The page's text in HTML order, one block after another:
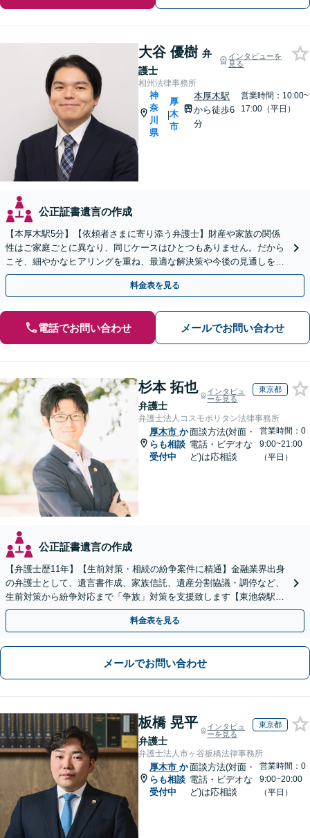
大谷 優樹 弁
護士
インタビューを
見る
相州法律事務所
神
奈
川
県
|
厚
木
市
本厚木駅
から徒歩6
分
営業時間：10:00~
17:00（平日）
公正証書遺言の作成
【本厚木駅5分】【依頼者さまに寄り添う弁護士】財産や家族の関係
性はご家庭ごとに異なり、同じケースはひとつもありません。だから
こそ、細やかなヒアリングを重ね、最適な解決策や今後の見通しを明
確にお示しします。ぜひ一度当事務所へご相談ください。
料金表を見る
電話でお問い合わせ メールでお問い合わせ
杉本 拓也
弁護士
インタビュ
ーを見る
東京都
弁護士法人コスモポリタン法律事務所
厚木市 か
らも相談
受付中
面談方法(対面・
電話・ビデオな
ど)は応相談
営業時間：0
9:00~21:00
（平日）
公正証書遺言の作成
【弁護士歴11年】【生前対策・相続の紛争案件に精通】金融業界出身
の弁護士として、遺言書作成、家族信託、遺産分割協議・調停など、
生前対策から紛争対応まで「争族」対策を支援致します【東池袋駅2
分】【初回面談無料】
料金表を見る
メールでお問い合わせ
板橋 晃平
弁護士
インタビュ
ーを見る
東京都
弁護士法人市ヶ谷板橋法律事務所
厚木市 か
らも相談
受付中
面談方法(対面・
電話・ビデオな
ど)は応相談
営業時間：0
9:00~20:00
（平日）